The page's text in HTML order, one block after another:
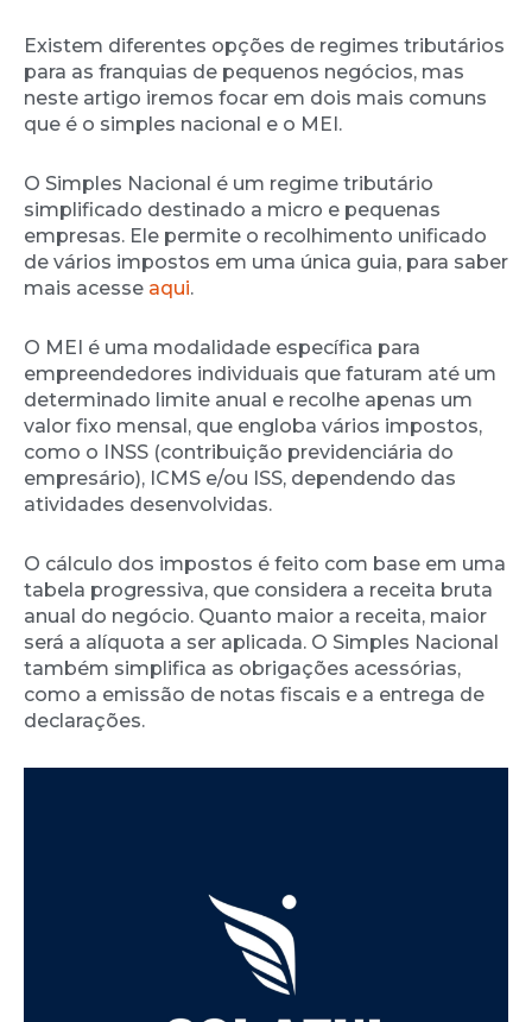
Existem diferentes opções de regimes tributários
para as franquias de pequenos negócios, mas
neste artigo iremos focar em dois mais comuns
que é o simples nacional e o MEI.
O Simples Nacional é um regime tributário
simplificado destinado a micro e pequenas
empresas. Ele permite o recolhimento unificado
de vários impostos em uma única guia, para saber
mais acesse aqui.
O MEI é uma modalidade específica para
empreendedores individuais que faturam até um
determinado limite anual e recolhe apenas um
valor fixo mensal, que engloba vários impostos,
como o INSS (contribuição previdenciária do
empresário), ICMS e/ou ISS, dependendo das
atividades desenvolvidas.
O cálculo dos impostos é feito com base em uma
tabela progressiva, que considera a receita bruta
anual do negócio. Quanto maior a receita, maior
será a alíquota a ser aplicada. O Simples Nacional
também simplifica as obrigações acessórias,
como a emissão de notas fiscais e a entrega de
declarações.